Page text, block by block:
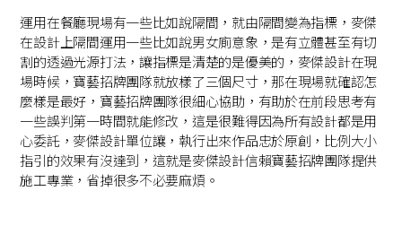
運用在餐廳現場有一些比如說隔間，就由隔間變為指標，麥傑
在設計上隔間運用一些比如說男女廁意象，是有立體甚至有切
割的透過光源打法，讓指標是清楚的是優美的，麥傑設計在現
場時候，寶藝招牌團隊就放樣了三個尺寸，那在現場就確認怎
麼樣是最好，寶藝招牌團隊很細心協助，有助於在前段思考有
一些誤判第一時間就能修改，這是很難得因為所有設計都是用
心委託，麥傑設計單位讓，執行出來作品忠於原創，比例大小
指引的效果有沒達到，這就是麥傑設計信賴寶藝招牌團隊提供
施工專業，省掉很多不必要麻煩。